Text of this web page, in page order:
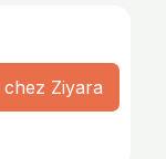
chez Ziyara